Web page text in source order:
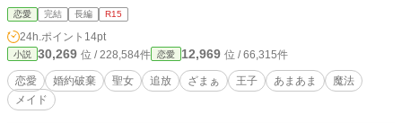
放される。 なんでも、カサラス王国のカルム王子が国の三分の一もの財宝と引
き換えに迎え入れたいと打診があったそうだ。 国家の持つ財宝の三分の一も失
えば国は確実に傾く。 カルム王子は何故そこまでして私を迎え入れようとして
くれているのだろうか。 カサラス王国へ行ってからは私の人生が劇的に変化し
ていったのである。 だが、まだ砂漠の国で水など殆どない。 私は出会った人た
ちや国のためにも、なんとしてでもこの国に水の加護を与えていき住み良い国に
変えていきたいと誓った。 ちなみに、国を去ったエウレス皇国には距離が離れ
恋愛 完結 長編 R15
24h.ポイント 14pt
小説 30,269 位 / 228,584件 恋愛 12,969 位 / 66,315件
恋愛 婚約破棄 聖女 追放 ざまぁ 王子 あまあま
魔法
メイド